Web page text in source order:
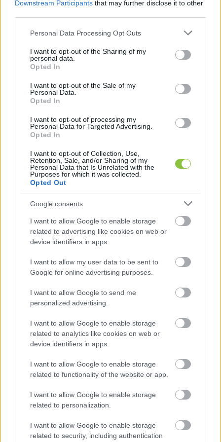
Downstream Participants that may further disclose it to other
Please note that this website/app uses one or more Google
not limited to your visit or usage behaviour. You may click to
grant or deny consent to Google and its third-party tags to
use your data for below specified purposes in below Google
consent section.
Personal Data Processing Opt Outs
I want to opt-out of the Sharing of my
personal data.
Opted In
I want to opt-out of the Sale of my
Personal Data.
Opted In
I want to opt-out of processing my
Personal Data for Targeted Advertising.
Opted In
I want to opt-out of Collection, Use,
Retention, Sale, and/or Sharing of my
Personal Data that Is Unrelated with the
Purposes for which it was collected.
Opted Out
Google consents
I want to allow Google to enable storage
related to advertising like cookies on web or
device identifiers in apps.
I want to allow my user data to be sent to
Google for online advertising purposes.
I want to allow Google to send me
personalized advertising.
I want to allow Google to enable storage
related to analytics like cookies on web or
device identifiers in apps.
I want to allow Google to enable storage
related to functionality of the website or app.
I want to allow Google to enable storage
related to personalization.
I want to allow Google to enable storage
related to security, including authentication
visszafizette a számára megítélt összeget,
miután a támogatás körülményeire rákérdezett a
tiszás országgyűlési képviselő. Az eseményről
ugyanakkor nem találtunk fényképeket
legalábbis a Facebookon: a választás óta a
fideszes jelölt ugyanis törölte politikusi oldalát,
kampányhoz kapcsolódó fideszes tartalmakat.
Nem egyedi esetről lehet szó, mert mint arról
Kecskeméti Fideszhez közeli egyesületeknek is
jutott az NKA-s Hankó-csomagból , valamint a
Lezsák Sándor Nemzeti Fórumának közelében is
a lojális szervezeteket kétszer is megtámogatták
Nem az NKA, hanem annak pályázatkezelő
(NKTK) főigazgató-helyettese, Szántai Irén tett
az ügyben. E szerint a 17 milliárd
forintos támogatási összeget egyedi kérelmek
alapján ítélték meg a szervezetben úgy, hogy
kihagyták belőle az egyes szakterületeket, amire
a főigazgató, Krucsainé Herter Anikó